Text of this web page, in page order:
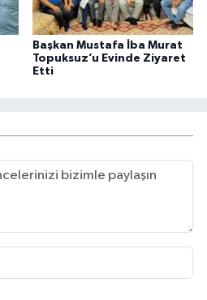
Başkan Mustafa İba Murat
Topuksuz’u Evinde Ziyaret
Etti